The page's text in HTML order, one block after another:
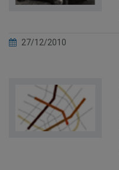
27/12/2010